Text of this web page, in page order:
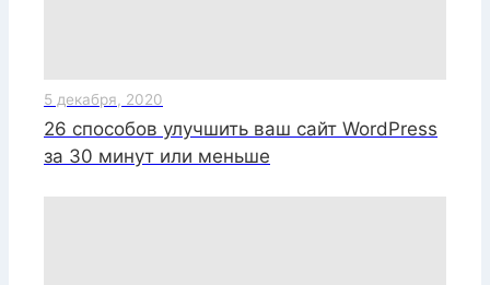
5 декабря, 2020
26 способов улучшить ваш сайт WordPress
за 30 минут или меньше